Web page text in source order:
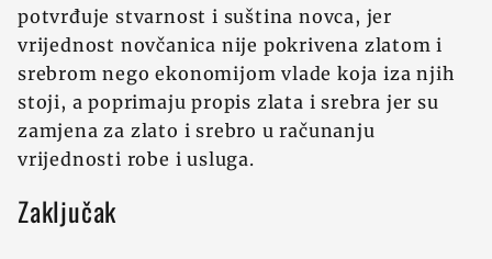
potvrđuje stvarnost i suština novca, jer
vrijednost novčanica nije pokrivena zlatom i
srebrom nego ekonomijom vlade koja iza njih
stoji, a poprimaju propis zlata i srebra jer su
zamjena za zlato i srebro u računanju
vrijednosti robe i usluga.
Zaključak